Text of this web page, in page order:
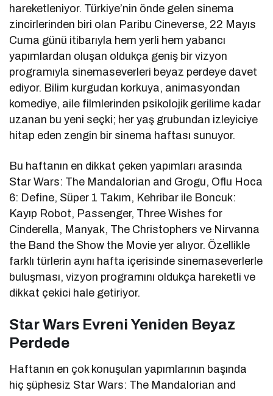
hareketleniyor. Türkiye’nin önde gelen sinema
zincirlerinden biri olan Paribu Cineverse, 22 Mayıs
Cuma günü itibarıyla hem yerli hem yabancı
yapımlardan oluşan oldukça geniş bir vizyon
programıyla sinemaseverleri beyaz perdeye davet
ediyor. Bilim kurgudan korkuya, animasyondan
komediye, aile filmlerinden psikolojik gerilime kadar
uzanan bu yeni seçki; her yaş grubundan izleyiciye
hitap eden zengin bir sinema haftası sunuyor.
Bu haftanın en dikkat çeken yapımları arasında
Star Wars: The Mandalorian and Grogu, Oflu Hoca
6: Define, Süper 1 Takım, Kehribar ile Boncuk:
Kayıp Robot, Passenger, Three Wishes for
Cinderella, Manyak, The Christophers ve Nirvanna
the Band the Show the Movie yer alıyor. Özellikle
farklı türlerin aynı hafta içerisinde sinemaseverlerle
buluşması, vizyon programını oldukça hareketli ve
dikkat çekici hale getiriyor.
Star Wars Evreni Yeniden Beyaz
Perdede
Haftanın en çok konuşulan yapımlarının başında
hiç şüphesiz Star Wars: The Mandalorian and